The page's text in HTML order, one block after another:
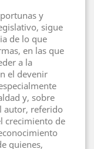
y
sigue
de lo que
en las que
a la
el devenir
y, sobre
autor, referido
crecimiento de
quienes,